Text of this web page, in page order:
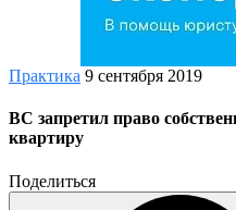
Практика 9 сентября 2019
ВС запретил право
квартиру
Поделиться